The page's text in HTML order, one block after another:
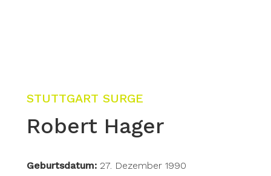
STUTTGART SURGE
Robert Hager
Geburtsdatum: 27. Dezember 1990